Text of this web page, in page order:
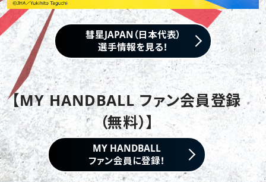
彗星JAPAN（日本代表）
選手情報を見る！
【MY HANDBALL ファン会員登録
（無料）】
MY HANDBALL
ファン会員に登録！